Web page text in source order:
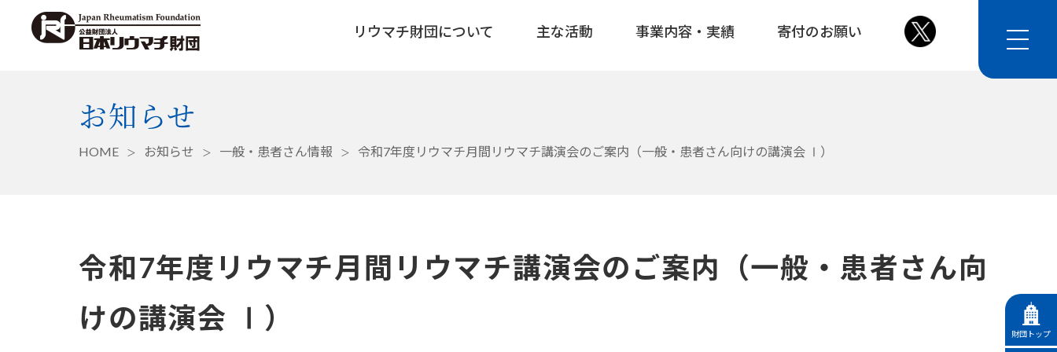
リウマチ財団について 主な活動 事業内容・実績 寄付のお願い
お知らせ
HOME お知らせ 一般・患者さん情報 令和7年度リウマチ月間リウマチ講演会のご案内（一般・患者さん向けの講演会 Ⅰ）
令和7年度リウマチ月間リウマチ講演会のご案内（一般・患者さん向
けの講演会 Ⅰ）
財団トップ